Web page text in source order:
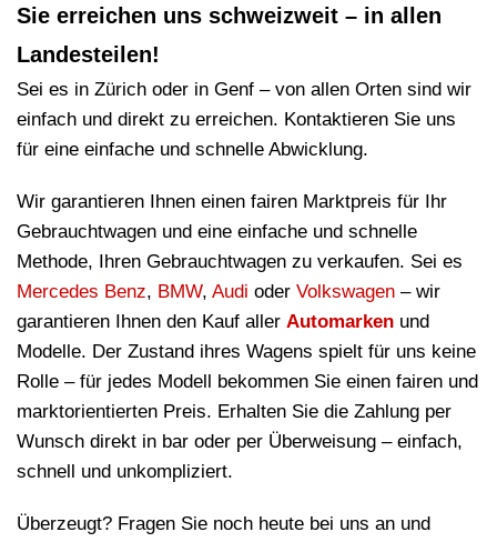
Sie erreichen uns schweizweit – in allen
Landesteilen!
Sei es in Zürich oder in Genf – von allen Orten sind wir
einfach und direkt zu erreichen. Kontaktieren Sie uns
für eine einfache und schnelle Abwicklung.
Wir garantieren Ihnen einen fairen Marktpreis für Ihr
Gebrauchtwagen und eine einfache und schnelle
Methode, Ihren Gebrauchtwagen zu verkaufen. Sei es
Mercedes Benz, BMW, Audi oder Volkswagen – wir
garantieren Ihnen den Kauf aller Automarken und
Modelle. Der Zustand ihres Wagens spielt für uns keine
Rolle – für jedes Modell bekommen Sie einen fairen und
marktorientierten Preis. Erhalten Sie die Zahlung per
Wunsch direkt in bar oder per Überweisung – einfach,
schnell und unkompliziert.
Überzeugt? Fragen Sie noch heute bei uns an und